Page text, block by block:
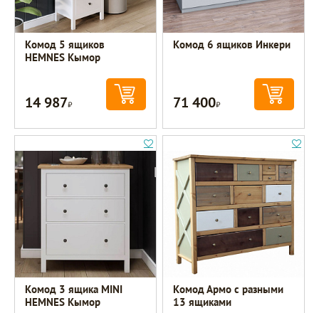
Комод 5 ящиков
HEMNES Кымор
14 987Р
Комод 6 ящиков Инкери
71 400Р
Комод 3 ящика MINI
HEMNES Кымор
Комод Армо с разными
13 ящиками